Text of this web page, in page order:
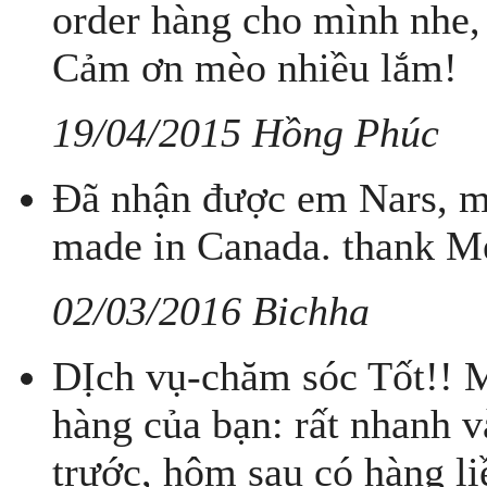
order hàng cho mình
Cảm ơn mèo nhiều lắm!
19/04/2015 Hồng Phúc
Đã nhận được em Nars,
made in Canada. thank
02/03/2016 Bichha
DỊch vụ-chăm sóc Tốt!!
hàng của bạn: rất nhanh
trước, hôm sau có hàng